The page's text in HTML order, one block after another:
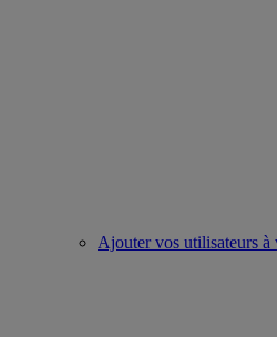
Ajouter vos utilisateurs